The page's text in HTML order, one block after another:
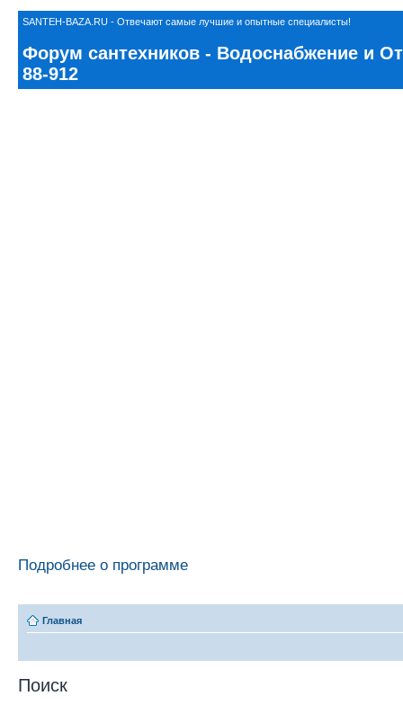
SANTEH-BAZA.RU - Отвечают самые лучшие и опытные специалисты!
Форум сантехников - Водоснабжение и
88-912
Подробнее о программе
Главная
Поиск